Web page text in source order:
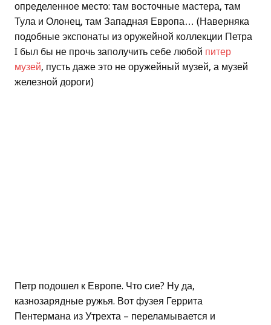
определенное место: там восточные мастера, там
Тула и Олонец, там Западная Европа… (Наверняка
подобные экспонаты из оружейной коллекции Петра
I был бы не прочь заполучить себе любой питер
музей, пусть даже это не оружейный музей, а музей
железной дороги)
Петр подошел к Европе. Что сие? Ну да,
казнозарядные ружья. Вот фузея Геррита
Пентермана из Утрехта – переламывается и